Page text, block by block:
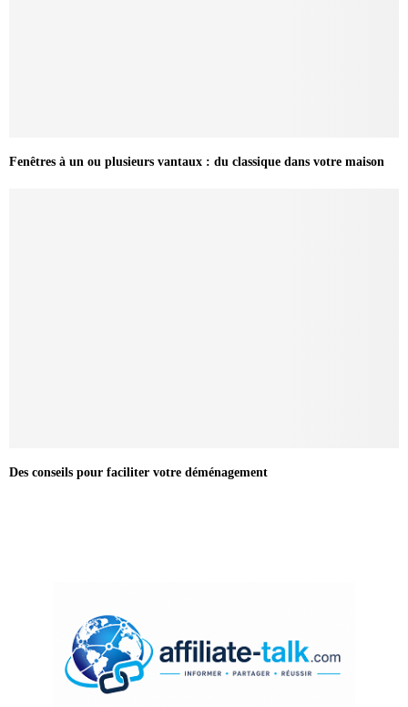
Fenêtres à un ou plusieurs vantaux : du classique dans votre maison
Des conseils pour faciliter votre déménagement